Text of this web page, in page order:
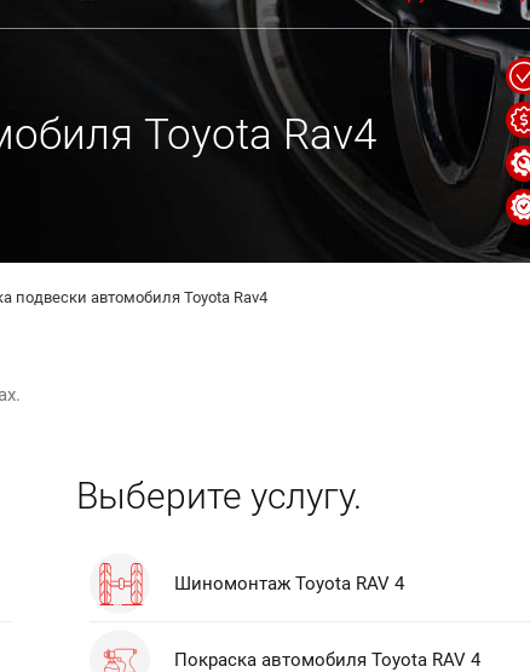
Toyota Rav4
подвески автомобиля Toyota Rav4
Выберите услугу.
Шиномонтаж Toyota RAV 4
Покраска автомобиля Toyota RAV 4